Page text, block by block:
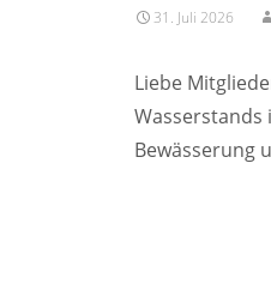
31. Juli 2026
Liebe
Wasserstands
Bewässerung